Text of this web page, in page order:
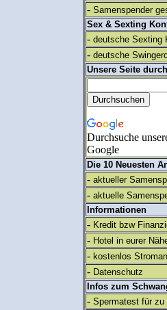
- Samenspender
Sex & Sexting
- deutsche Sexting
- deutsche
Unsere Seite
Durchsuche
Google
Die 10 Neuesten
- aktueller
- aktuelle
Informationen
- Kredit bzw
- Hotel in eurer
- kostenlos
- Datenschutz
Infos zum
- Spermatest für zu